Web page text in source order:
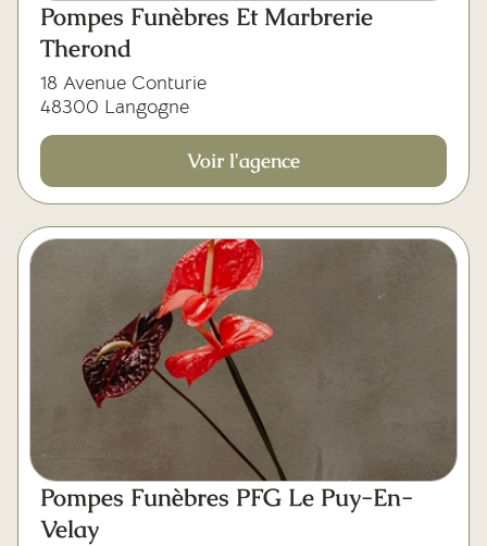
Pompes Funèbres Et Marbrerie
Therond
18 Avenue Conturie
48300 Langogne
Voir l'agence
Pompes Funèbres PFG Le Puy-En-
Velay